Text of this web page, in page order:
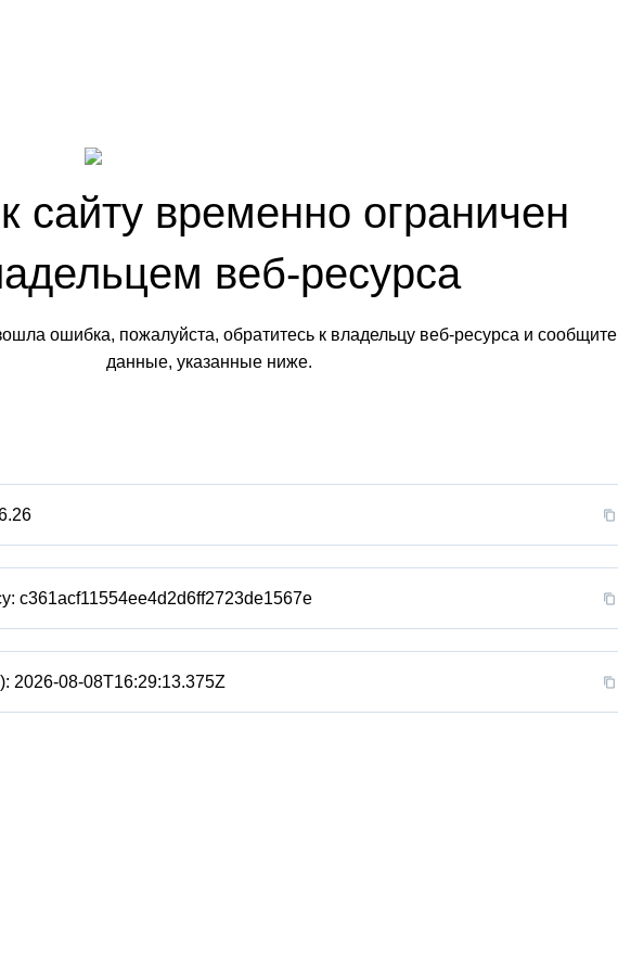
сайту временно ограничен
веб-ресурса
ошибка, пожалуйста, обратитесь к владельцу веб-ресурса и сообщите
данные, указанные ниже.
c361acf11554ee4d2d6ff2723de1567e
2026-08-08T16:29:13.375Z